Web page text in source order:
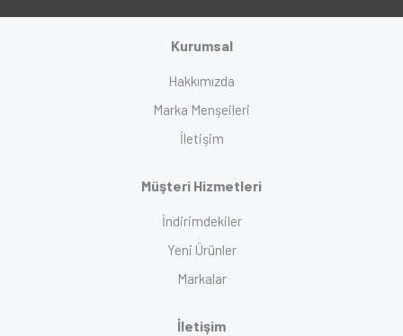
Kurumsal
Hakkımızda
Marka Menşeileri
İletişim
Müşteri Hizmetleri
İndirimdekiler
Yeni Ürünler
Markalar
İletişim